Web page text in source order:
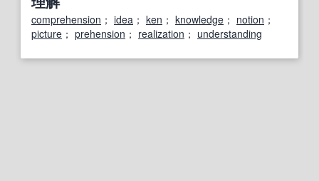
comprehension ； idea ； ken ； knowledge ； notion ；
picture ； prehension ； realization ； understanding